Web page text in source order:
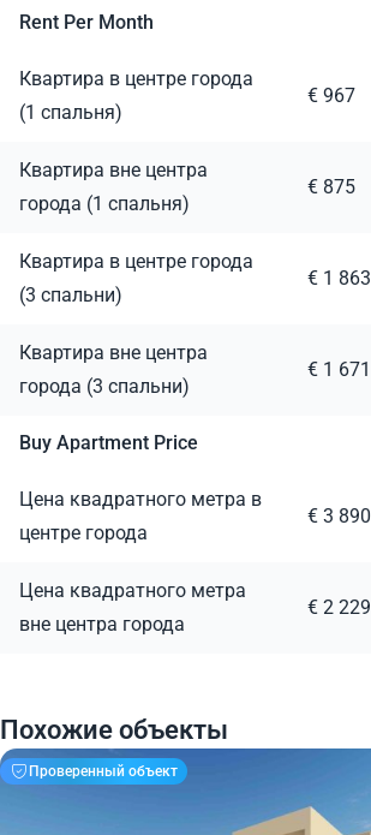
Rent Per Month
Квартира в центре города
(1 спальня)
€ 967
Квартира вне центра
города (1 спальня)
€ 875
Квартира в центре города
(3 спальни)
€ 1 863
Квартира вне центра
города (3 спальни)
€ 1 671
Buy Apartment Price
Цена квадратного метра в
центре города
€ 3 890
Цена квадратного метра
вне центра города
€ 2 229
Похожие объекты
Проверенный объект